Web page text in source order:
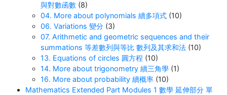
與對數函數 (8)
04. More about polynomials 續多項式 (10)
06. Variations 變分 (3)
07. Arithmetic and geometric sequences and their
summations 等差數列與等比 數列及其求和法 (10)
13. Equations of circles 圓方程 (10)
14. More about trigonometry 續三角學 (1)
16. More about probability 續概率 (10)
Mathematics Extended Part Modules 1 數學 延伸部分 單